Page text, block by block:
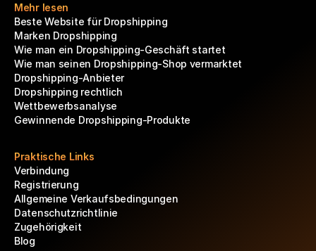
Mehr lesen
Beste Website für Dropshipping
Marken Dropshipping
Wie man ein Dropshipping-Geschäft startet
Wie man seinen Dropshipping-Shop vermarktet
Dropshipping-Anbieter
Dropshipping rechtlich
Wettbewerbsanalyse
Gewinnende Dropshipping-Produkte
Praktische Links
Verbindung
Registrierung
Allgemeine Verkaufsbedingungen
Datenschutzrichtlinie
Zugehörigkeit
Blog